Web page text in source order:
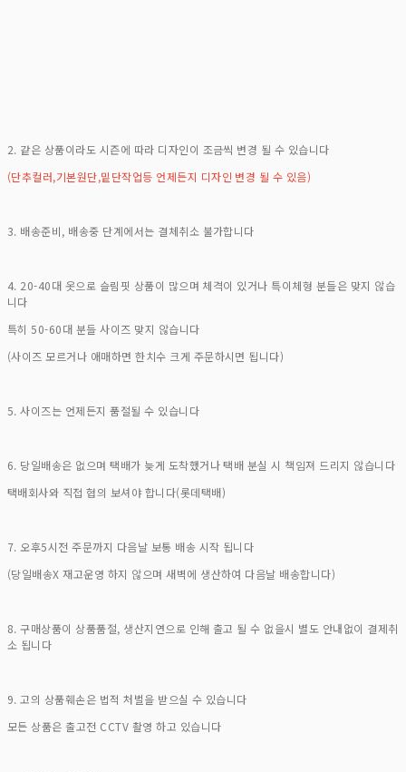
2. 같은 상품이라도 시즌에 따라 디자인이 조금씩 변경 될 수 있습니다
(단추컬러,기본원단,밑단작업등 언제든지 디자인 변경 될 수 있음)
3. 배송준비, 배송중 단계에서는 결체취소 불가합니다
4. 20-40대 옷으로 슬림핏 상품이 많으며 체격이 있거나 특이체형 분들은 맞지 않습
니다
특히 50-60대 분들 사이즈 맞지 않습니다
(사이즈 모르거나 애매하면 한치수 크게 주문하시면 됩니다)
5. 사이즈는 언제든지 품절될 수 있습니다
6. 당일배송은 없으며 택배가 늦게 도착했거나 택배 분실 시 책임져 드리지 않습니다
택배회사와 직접 협의 보셔야 합니다(롯데택배)
7. 오후5시전 주문까지 다음날 보통 배송 시작 됩니다
(당일배송X 재고운영 하지 않으며 새벽에 생산하여 다음날 배송합니다)
8. 구매상품이 상품품절, 생산지연으로 인해 출고 될 수 없을시 별도 안내없이 결제취
소 됩니다
9. 고의 상품훼손은 법적 처벌을 받으실 수 있습니다
모든 상품은 출고전 CCTV 촬영 하고 있습니다